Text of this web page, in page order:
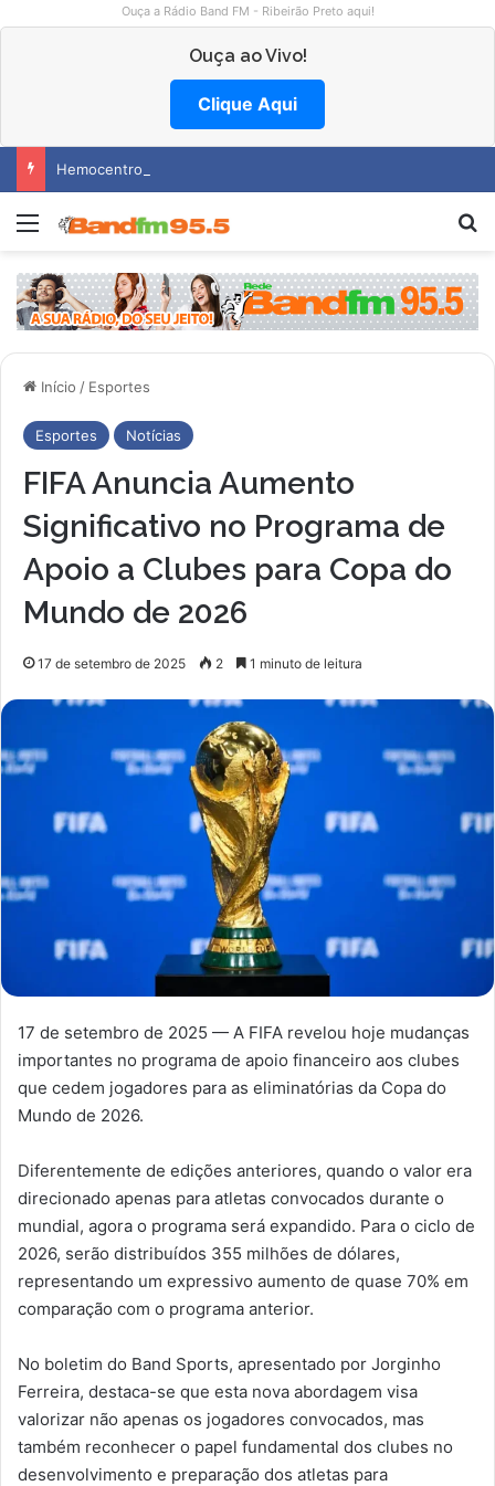
Ouça a Rádio Band FM - Ribeirão Preto aqui!
Ouça ao Vivo!
Clique Aqui
Hemocentro abre vagas na região
Menu
Início / Esportes
Esportes Notícias
FIFA Anuncia Aumento
Significativo no Programa de
Apoio a Clubes para Copa do
Mundo de 2026
17 de setembro de 2025 2 1 minuto de leitura
17 de setembro de 2025 — A FIFA revelou hoje mudanças
importantes no programa de apoio financeiro aos clubes
que cedem jogadores para as eliminatórias da Copa do
Mundo de 2026.
Diferentemente de edições anteriores, quando o valor era
direcionado apenas para atletas convocados durante o
mundial, agora o programa será expandido. Para o ciclo de
2026, serão distribuídos 355 milhões de dólares,
representando um expressivo aumento de quase 70% em
comparação com o programa anterior.
No boletim do Band Sports, apresentado por Jorginho
Ferreira, destaca-se que esta nova abordagem visa
valorizar não apenas os jogadores convocados, mas
também reconhecer o papel fundamental dos clubes no
desenvolvimento e preparação dos atletas para